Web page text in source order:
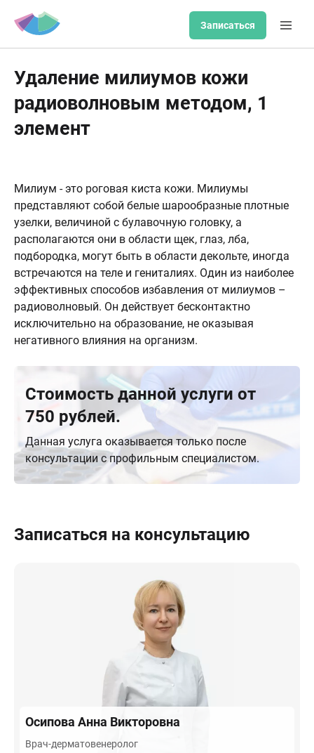
Записаться
Удаление милиумов кожи
радиоволновым методом, 1
элемент
Милиум - это роговая киста кожи. Милиумы
представляют собой белые шарообразные плотные
узелки, величиной с булавочную головку, а
располагаются они в области щек, глаз, лба,
подбородка, могут быть в области декольте, иногда
встречаются на теле и гениталиях. Один из наиболее
эффективных способов избавления от милиумов –
радиоволновый. Он действует бесконтактно
исключительно на образование, не оказывая
негативного влияния на организм.
Стоимость данной услуги от
750 рублей.
Данная услуга оказывается только после
консультации с профильным специалистом.
Записаться на консультацию
Осипова Анна Викторовна
Врач-дерматовенеролог